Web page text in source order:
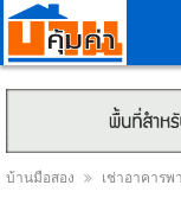
บ้านมือสอง เช่าอาคาร